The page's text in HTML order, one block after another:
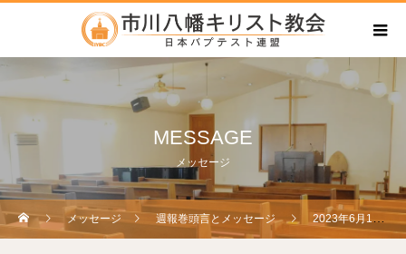
MESSAGE
メッセージ
メッセージ 週報巻頭言とメッセージ 2023年6月11日礼拝「みんなで神に向かっていきたい」